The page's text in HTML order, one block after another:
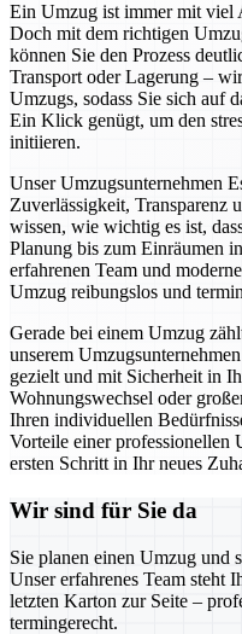
Ein Umzug ist immer mit viel
Doch mit dem richtigen
können Sie den Prozess
Transport oder Lagerung –
Umzugs, sodass Sie sich auf
Ein Klick genügt, um den
initiieren.
Unser Umzugsunternehmen
Zuverlässigkeit, Transparenz
wissen, wie wichtig es ist,
Planung bis zum Einräumen
erfahrenen Team und
Umzug reibungslos und
Gerade bei einem Umzug
unserem
gezielt und mit Sicherheit in
Wohnungswechsel oder
Ihren individuellen
Vorteile einer professionellen
ersten Schritt in Ihr neues
Wir sind für Sie da
Sie planen einen Umzug und
Unser erfahrenes Team steht
letzten Karton zur Seite –
termingerecht.